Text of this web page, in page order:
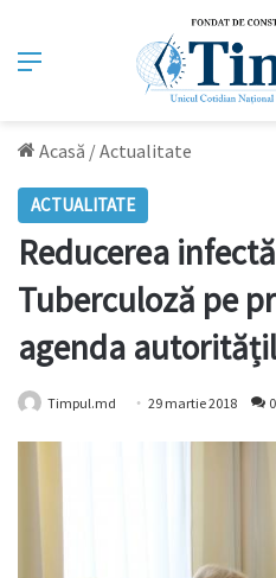
Meniu
Acasă /Actualitate
ACTUALITATE
Reducerea
Tuberculoză pe
agenda
Timpul.md 29 martie 2018 0